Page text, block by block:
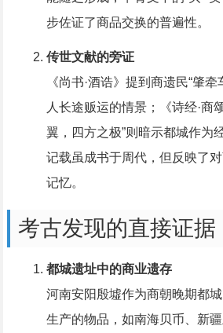
步佐证了商品交换的普遍性。
传世文献的旁证
《尚书·酒诰》提到商遗民“肇
人长途贩运的情景；《诗经·商
翼，四方之极”则暗示都城作为
记载虽成书于周代，但反映了
记忆。
考古发现的直接证据
都城遗址中的商业遗存
河南安阳殷墟作为商朝晚期都
生产的物品，如南海贝币、新